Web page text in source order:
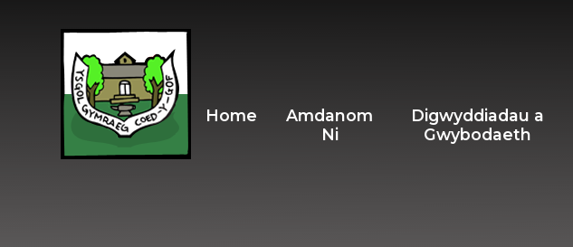
Home
Amdanom
Ni
Digwyddiadau a
Gwybodaeth